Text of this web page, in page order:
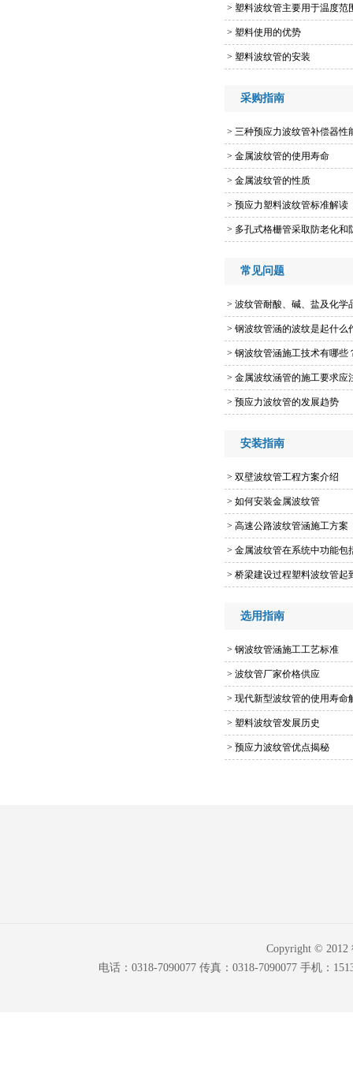
> 塑料波纹管主要用于温度范
> 塑料使用的优势
> 塑料波纹管的安装
采购指南
> 三种预应力波纹管补偿器性
> 金属波纹管的使用寿命
> 金属波纹管的性质
> 预应力塑料波纹管标准解读
> 多孔式格栅管采取防老化和
常见问题
> 波纹管耐酸、碱、盐及化学
> 钢波纹管涵的波纹是起什么
> 钢波纹管涵施工技术有哪些
> 金属波纹涵管的施工要求应
> 预应力波纹管的发展趋势
安装指南
> 双壁波纹管工程方案介绍
> 如何安装金属波纹管
> 高速公路波纹管涵施工方案
> 金属波纹管在系统中功能包
> 桥梁建设过程塑料波纹管起
选用指南
> 钢波纹管涵施工工艺标准
> 波纹管厂家价格供应
> 现代新型波纹管的使用寿命
> 塑料波纹管发展历史
> 预应力波纹管优点揭秘
Copyright © 2012
电话：0318-7090077 传真：0318-7090077 手机：